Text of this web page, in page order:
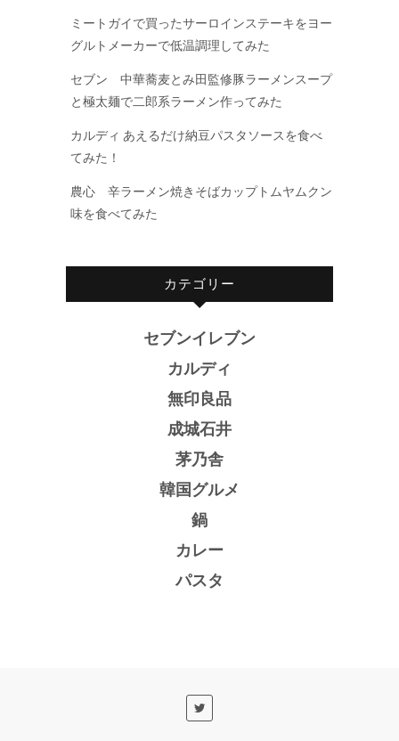
ミートガイで買ったサーロインステーキをヨー
グルトメーカーで低温調理してみた
セブン 中華蕎麦とみ田監修豚ラーメンスープ
と極太麺で二郎系ラーメン作ってみた
カルディ あえるだけ納豆パスタソースを食べ
てみた！
農心 辛ラーメン焼きそばカップトムヤムクン
味を食べてみた
カテゴリー
セブンイレブン
カルディ
無印良品
成城石井
茅乃舎
韓国グルメ
鍋
カレー
パスタ